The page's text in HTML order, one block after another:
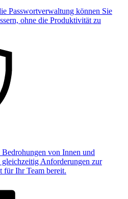
Passwortverwaltung können Sie
ohne die Produktivität zu
von Innen und
Anforderungen zur
für Ihr Team bereit.